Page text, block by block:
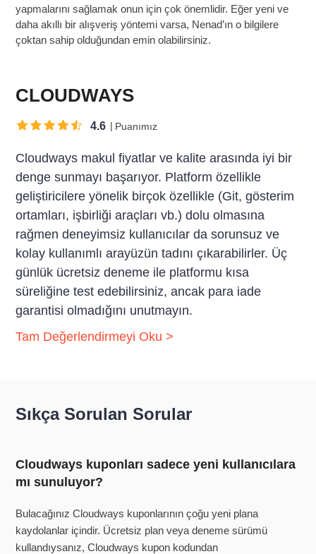
yapmalarını sağlamak onun için çok önemlidir. Eğer yeni ve
daha akıllı bir alışveriş yöntemi varsa, Nenad’ın o bilgilere
çoktan sahip olduğundan emin olabilirsiniz.
CLOUDWAYS
4.6 Puanımız
Cloudways makul fiyatlar ve kalite arasında iyi bir
denge sunmayı başarıyor. Platform özellikle
geliştiricilere yönelik birçok özellikle (Git, gösterim
ortamları, işbirliği araçları vb.) dolu olmasına
rağmen deneyimsiz kullanıcılar da sorunsuz ve
kolay kullanımlı arayüzün tadını çıkarabilirler. Üç
günlük ücretsiz deneme ile platformu kısa
süreliğine test edebilirsiniz, ancak para iade
garantisi olmadığını unutmayın.
Tam Değerlendirmeyi Oku >
Sıkça Sorulan Sorular
Cloudways kuponları sadece yeni kullanıcılara
mı sunuluyor?
Bulacağınız Cloudways kuponlarının çoğu yeni plana
kaydolanlar içindir. Ücretsiz plan veya deneme sürümü
kullandıysanız, Cloudways kupon kodundan